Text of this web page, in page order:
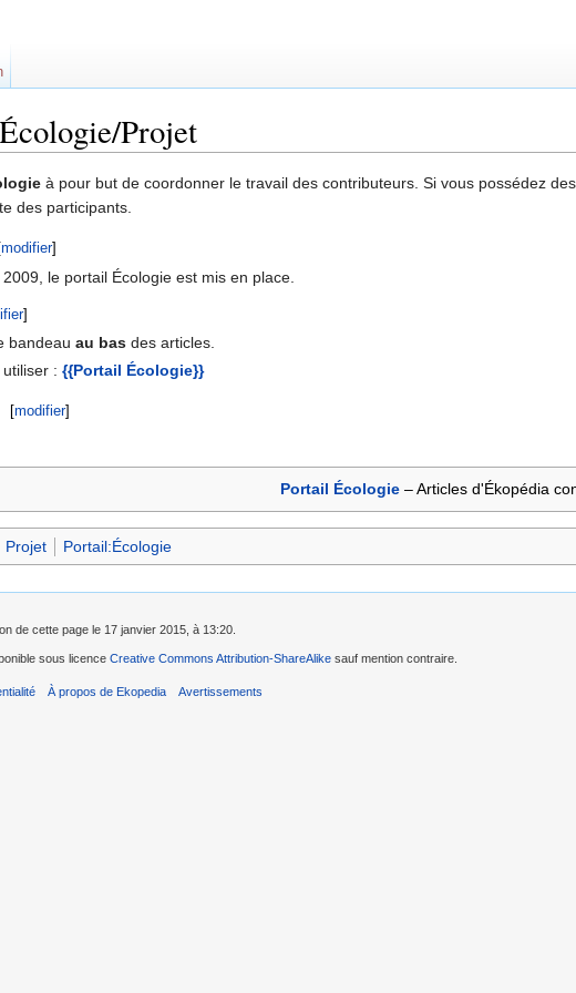
Projet
à pour but de coordonner le travail des contributeurs. Si vous possédez
des participants.
[modifier]
le portail Écologie est mis en place.
]
bandeauau bas des articles.
utiliser :{{Portail Écologie}}
[modifier]
Portail Écologie – Articles d'Ékopédia
Projet Portail:Écologie
de cette page le 17 janvier 2015, à 13:20.
sous licence Creative Commons Attribution-ShareAlike sauf mention contraire.
À propos de Ekopedia Avertissements